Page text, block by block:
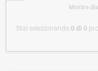
Mostra
Stai selezionando 0 di 0